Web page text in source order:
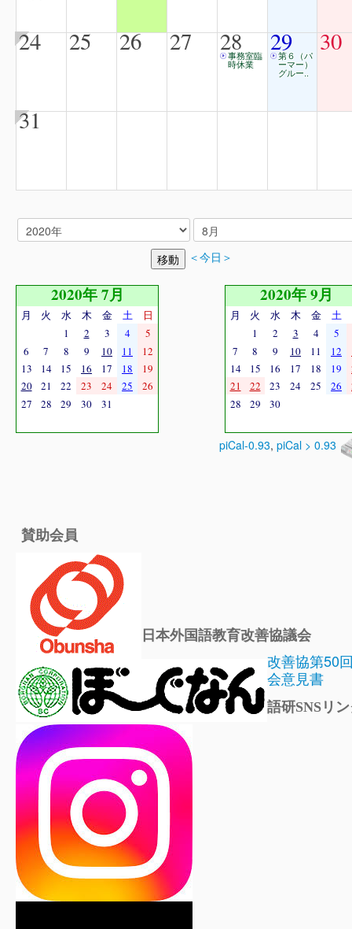
24 25 26 27 28
事務室臨
時休業
29
第６（パ
ーマー）
グルー..
30
31
＜今日＞
2020年 7月
月 火 水 木 金 土
日
1
2 3 4
5
6
7 8 9 10 11
12
13
14 15 16 17 18
19
20
21 22 23 24 25
26
27
28 29 30 31
2020年 9月
月 火 水 木 金 土
1
2 3 4
5
7
8 9 10 11 12
14
15 16 17 18 19
21
22 23 24 25 26
28
29 30
piCal-0.93, piCal > 0.93
賛助会員
日本外国語教育改善協議会
改善協第50
会意見書
語研SNSリ